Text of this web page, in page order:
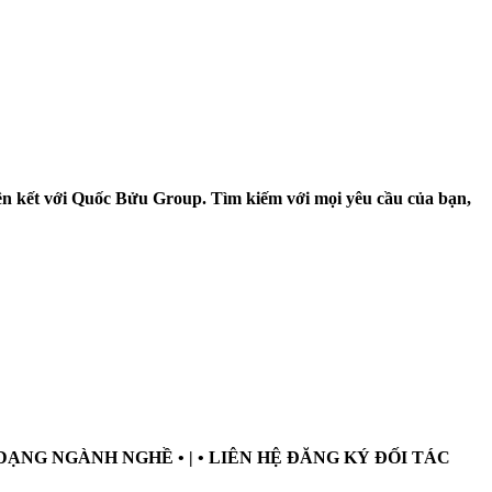
kết với Quốc Bửu Group. Tìm kiếm với mọi yêu cầu của bạn,
NGÀNH NGHỀ • | • LIÊN HỆ ĐĂNG KÝ ĐỐI TÁC